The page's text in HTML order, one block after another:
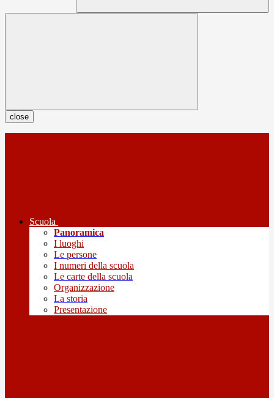
close
Scuola
Panoramica
I luoghi
Le persone
I numeri della scuola
Le carte della scuola
Organizzazione
La storia
Presentazione